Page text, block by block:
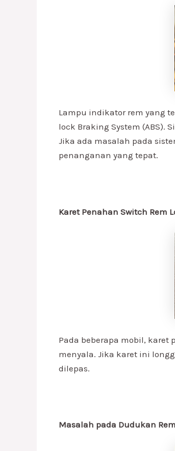
Lampu indikator rem yang
lock Braking System (ABS).
Jika ada masalah pada
penanganan yang tepat.
Karet Penahan Switch Rem
Pada beberapa mobil,
menyala. Jika karet ini
dilepas.
Masalah pada Dudukan Rem